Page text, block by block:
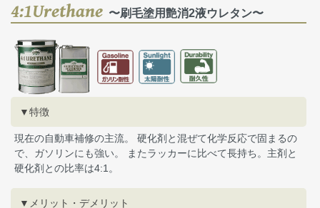
4:1Urethane 〜刷毛塗用艶消2液ウレタン〜
▼特徴
現在の自動車補修の主流。 硬化剤と混ぜて化学反応で固まるの
で、ガソリンにも強い。 またラッカーに比べて長持ち。主剤と
硬化剤との比率は4:1。
▼メリット・デメリット